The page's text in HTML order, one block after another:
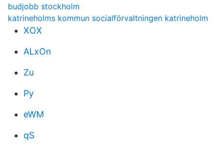
budjobb stockholm
katrineholms kommun socialförvaltningen katrineholm
XOX
ALxOn
Zu
Py
eWM
qS